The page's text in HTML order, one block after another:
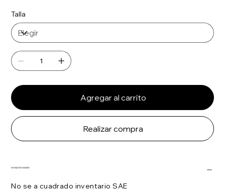
Talla
Agregar al carrito
Realizar compra
revisar inventario
No se a cuadrado inventario SAE